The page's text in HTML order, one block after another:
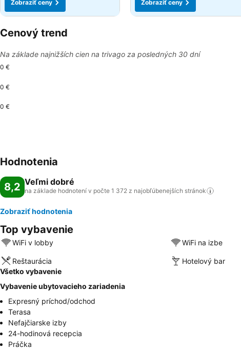
Zobraziť ceny
Zobraziť ceny
Cenový trend
Na základe najnižších cien na trivago za posledných 30 dní
0 €
0 €
0 €
Hodnotenia
8,2 Veľmi dobré
na základe hodnotení v počte 1 372 z najobľúbenejších stránok
Zobraziť hodnotenia
Top vybavenie
WiFi v lobby WiFi na izbe
Reštaurácia
Hotelový bar
Všetko vybavenie
Vybavenie ubytovacieho zariadenia
Expresný príchod/odchod
Terasa
Nefajčiarske izby
24-hodinová recepcia
Práčka